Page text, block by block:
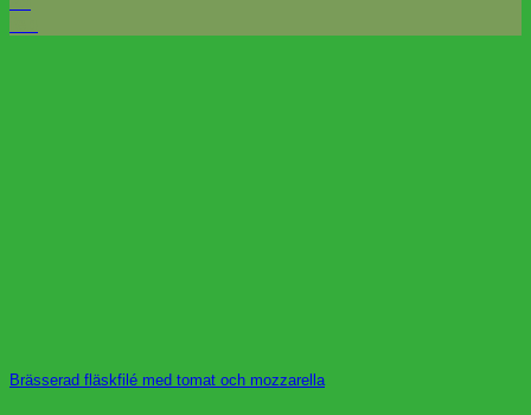
Brässerad fläskfilé med tomat och mozzarella